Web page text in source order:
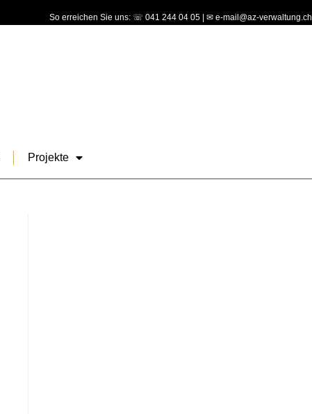
So erreichen Sie uns: ☏ 041 244 04 05 | ✉ e-mail@az-verwaltung.ch
Projekte